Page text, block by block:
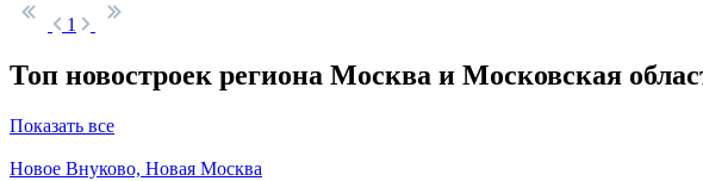
1
Топ новостроек региона Москва и Московская
Показать все
Новое Внуково, Новая Москва